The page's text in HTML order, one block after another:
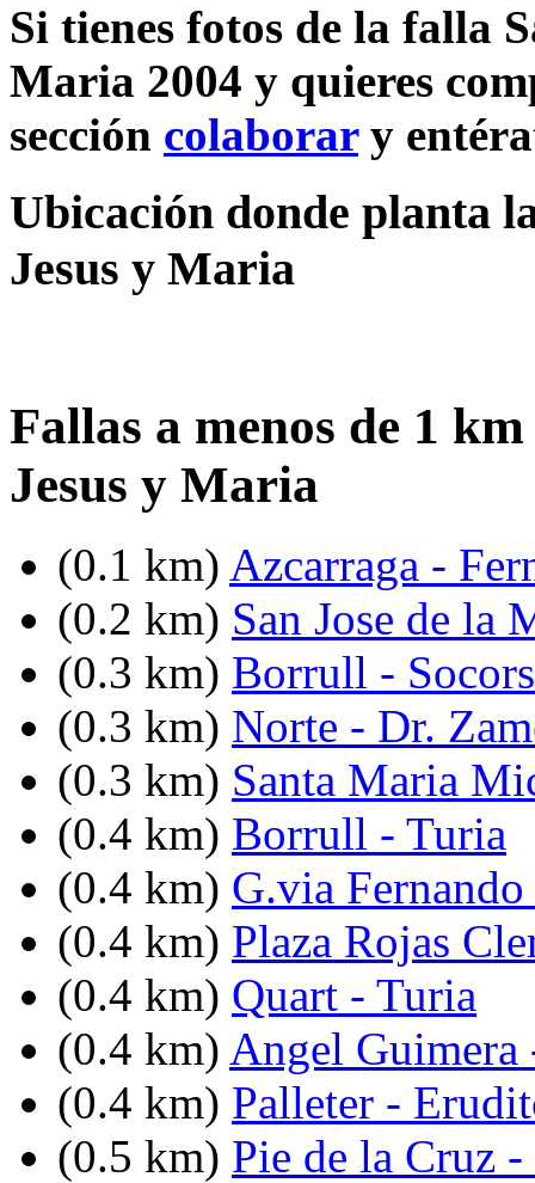
Si tienes fotos de la falla
Maria 2004 y quieres
sección colaborary
Ubicación donde planta
Jesus y Maria
Fallas a menos de 1
Jesus y Maria
(0.1 km) Azcarraga -
(0.2 km) San Jose de la
(0.3 km) Borrull - Socors
(0.3 km) Norte - Dr.
(0.3 km) Santa Maria
(0.4 km) Borrull - Turia
(0.4 km) G.via
(0.4 km) Plaza Rojas
(0.4 km) Quart - Turia
(0.4 km) Angel Guimera
(0.4 km) Palleter -
(0.5 km) Pie de la Cruz